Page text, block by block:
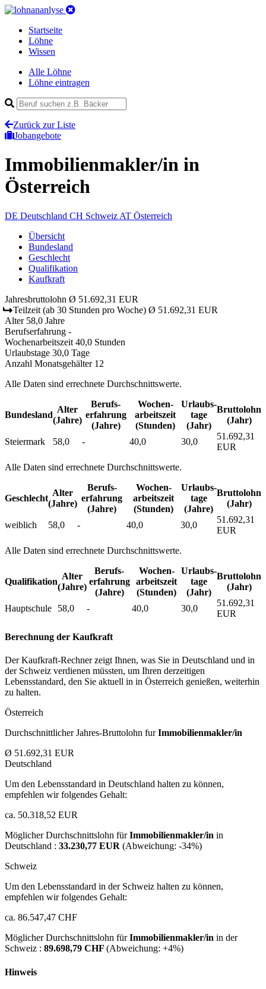
Startseite
Löhne
Wissen
Alle Löhne
Löhne eintragen
Zurück zur Liste
Jobangebote
Immobilienmakler/in in
Österreich
DE Deutschland CH Schweiz AT Österreich
Übersicht
Bundesland
Geschlecht
Qualifikation
Kaufkraft
Jahresbruttolohn Ø 51.692,31 EUR
Teilzeit (ab 30 Stunden pro Woche) Ø 51.692,31 EUR
Alter 58,0 Jahre
Berufserfahrung -
Wochenarbeitszeit 40,0 Stunden
Urlaubstage 30,0 Tage
Anzahl Monatsgehälter 12
Alle Daten sind errechnete Durchschnittswerte.
Bundesland
Alter
(Jahre)
Berufs­
erfahrung
(Jahre)
Wochen­
arbeitszeit
(Stunden)
Urlaubs­
tage
(Jahr)
Bruttolohn
(Jahr)
Steiermark 58,0 - 40,0 30,0
51.692,31
EUR
Alle Daten sind errechnete Durchschnittswerte.
Geschlecht
Alter
(Jahre)
Berufs­
erfahrung
(Jahre)
Wochen­
arbeitszeit
(Stunden)
Urlaubs­
tage
(Jahre)
Bruttolohn
(Jahr)
weiblich 58,0 - 40,0 30,0
51.692,31
EUR
Alle Daten sind errechnete Durchschnittswerte.
Qualifikation
Alter
(Jahre)
Berufs­
erfahrung
(Jahre)
Wochen­
arbeitszeit
(Stunden)
Urlaubs­
tage
(Jahr)
Bruttolohn
(Jahr)
Hauptschule 58,0 - 40,0 30,0
51.692,31
EUR
Berechnung der Kaufkraft
Der Kaufkraft-Rechner zeigt Ihnen, was Sie in Deutschland und in
der Schweiz verdienen müssten, um Ihren derzeitigen
Lebensstandard, den Sie aktuell in in Österreich genießen, weiterhin
zu halten.
Österreich
Durchschnittlicher Jahres-Bruttolohn furImmobilienmakler/in
Ø 51.692,31 EUR
Deutschland
Um den Lebensstandard in Deutschland halten zu können,
empfehlen wir folgendes Gehalt:
ca. 50.318,52 EUR
Möglicher Durchschnittslohn fürImmobilienmakler/in in
Deutschland : 33.230,77 EUR (Abweichung: -34%)
Schweiz
Um den Lebensstandard in der Schweiz halten zu können,
empfehlen wir folgendes Gehalt:
ca. 86.547,47 CHF
Möglicher Durchschnittslohn fürImmobilienmakler/in in der
Schweiz : 89.698,79 CHF (Abweichung: +4%)
Hinweis